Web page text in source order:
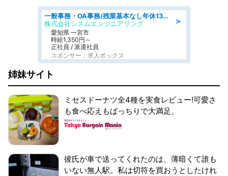
＞
一般事務・OA事務/残業基本なし年休130日社保完備の一般・調達事務
株式会社シスムエンジニアリング
愛知県 一宮市
時給1,350円～
正社員 / 派遣社員
スポンサー：求人ボックス
姉妹サイト
ミセスドーナツ全4種を実食レビュー!可愛さ
も食べ応えもばっちりで大満足。
彼氏が車で送ってくれたのは、薄暗くて誰も
いない無人駅。私は切符を買おうとしたけれ